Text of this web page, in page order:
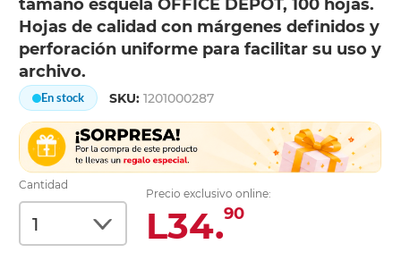
tamaño esquela OFFICE DEPOT, 100 hojas.
Hojas de calidad con márgenes definidos y
perforación uniforme para facilitar su uso y
archivo.
En stock SKU:1201000287
Cantidad
Precio exclusivo online:
L34.90